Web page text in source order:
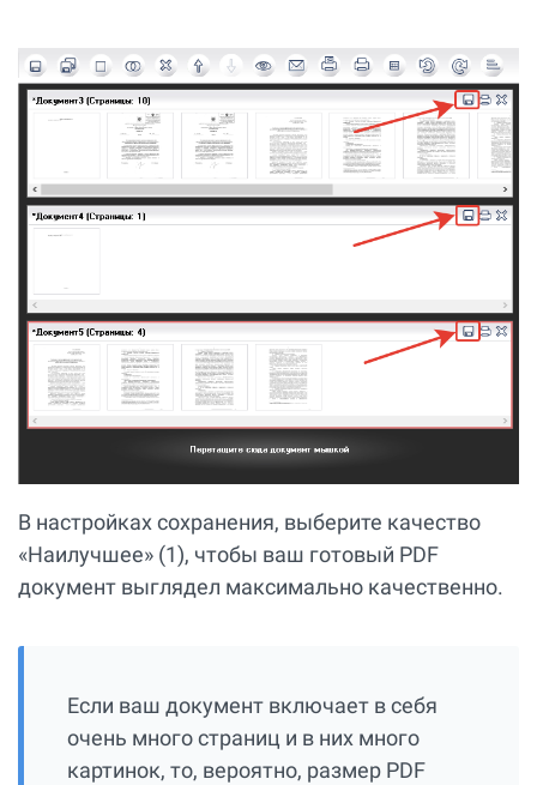
В настройках сохранения, выберите качество
«Наилучшее» (1), чтобы ваш готовый PDF
документ выглядел максимально качественно.
Если ваш документ включает в себя
очень много страниц и в них много
картинок, то, вероятно, размер PDF